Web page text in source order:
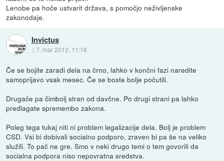
Lenobe pa hoče ustvarit država, s pomočjo neživljenske
zakonodaje.
Invictus
::7. mar 2012, 11:18
Če se bojite zaradi dela na črno, lahko v končni fazi naredite
samoprijavo vsak mesec. Če se boste bolje počutili.
Drugače pa čimbolj stran od davčne. Po drugi strani pa lahko
predlagate spremembo zakona.
Poleg tega tukaj niti ni problem legalizacije dela. Bolj je problem
CSD. Vsi bi dobivali socialno podporo, zraven bi pa še na veliko
služili. To pač ne gre. Smo v neki drugo temi o tem govorili da
socialna podpora niso nepovratna sredstva.